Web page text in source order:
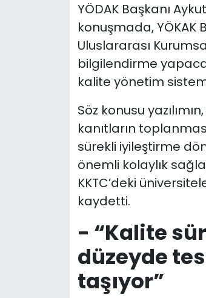
YÖDAK Başkanı
konuşmada, YÖKAK
Uluslararası
bilgilendirme
kalite yönetim sistemi
Söz konusu
kanıtların
sürekli iyileştirme
önemli kolaylık
KKTC’deki
kaydetti.
- “Kalite
düzeyde
taşıyor”